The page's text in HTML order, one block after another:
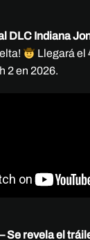
DLC Indiana
Llegará el
2 en 2026.
Se revela el